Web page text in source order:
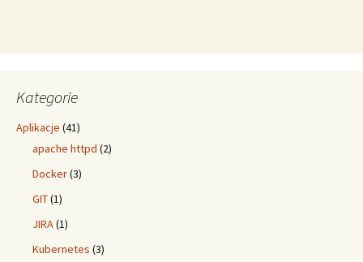
Kategorie
Aplikacje (41)
apache httpd (2)
Docker(3)
GIT(1)
JIRA(1)
Kubernetes (3)